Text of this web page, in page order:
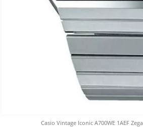
Casio Vintage Iconic A700WE 1AEF